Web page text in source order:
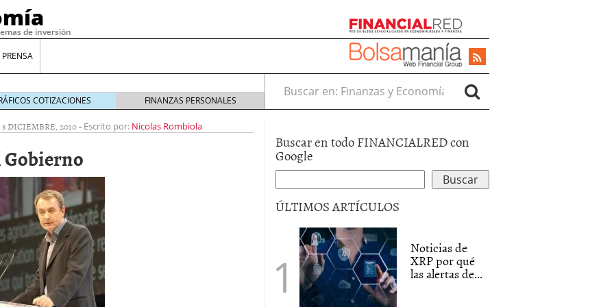
de inversión
¿Por qué el Préstamo Promotor privado
12 de diciembre de 2025
aprovechar esta opción para gestionar tus
de 2025
es una decisión financiera: cómo anticiparte
COTIZACIONES FINANZAS PERSONALES
Buscar en:
3 DICIEMBRE, 2010- Escrito por: Nicolas Rombiola
Buscar en todo FINANCIALRED con
Google
ÚLTIMOS ARTÍCULOS
Noticias de
XRP por qué
las alertas de...